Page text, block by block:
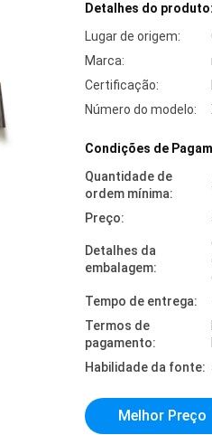
Detalhes do produto:
Lugar de origem:
Marca:
Certificação:
Número do modelo:
Condições de
Quantidade de
ordem mínima:
Preço:
Detalhes da
embalagem:
Tempo de entrega:
Termos de
pagamento:
Habilidade da fonte:
Melhor Preço